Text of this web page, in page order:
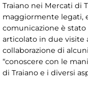
Traiano nei Mercati di
maggiormente legati,
comunicazione è
articolato in due visite
collaborazione di
“conoscere con le
di Traiano e i diversi